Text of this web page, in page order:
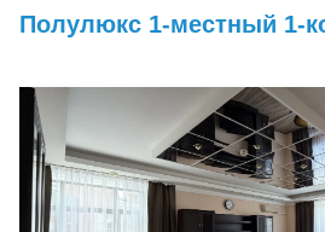
Полулюкс 1-местный 1-